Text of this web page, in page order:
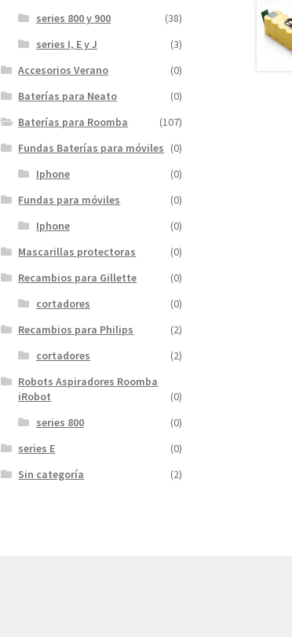
series 800 y 900
(38)
series I, E y J
(3)
Accesorios Verano
(0)
Baterías para Neato
(0)
Baterías para Roomba
(107)
Fundas Baterías para móviles (0)
Iphone
(0)
Fundas para móviles
(0)
Iphone
(0)
Mascarillas protectoras
(0)
Recambios para Gillette
(0)
cortadores
(0)
Recambios para Philips
(2)
cortadores
(2)
Robots Aspiradores Roomba
iRobot
(0)
series 800
(0)
series E
(0)
Sin categoría
(2)